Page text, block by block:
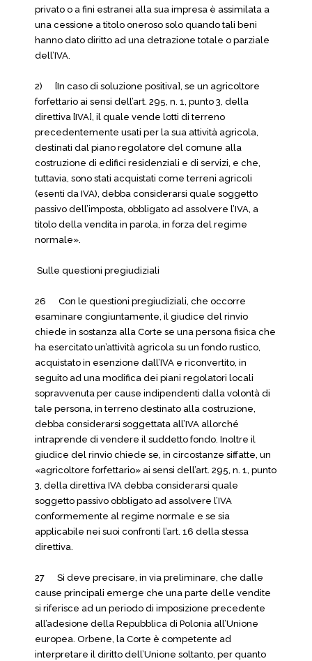
privato o a fini estranei alla sua impresa è assimilata a
una cessione a titolo oneroso solo quando tali beni
hanno dato diritto ad una detrazione totale o parziale
dell’IVA.
2) [In caso di soluzione positiva], se un agricoltore
forfettario ai sensi dell’art. 295, n. 1, punto 3, della
direttiva [IVA], il quale vende lotti di terreno
precedentemente usati per la sua attività agricola,
destinati dal piano regolatore del comune alla
costruzione di edifici residenziali e di servizi, e che,
tuttavia, sono stati acquistati come terreni agricoli
(esenti da IVA), debba considerarsi quale soggetto
passivo dell’imposta, obbligato ad assolvere l’IVA, a
titolo della vendita in parola, in forza del regime
normale».
Sulle questioni pregiudiziali
26 Con le questioni pregiudiziali, che occorre
esaminare congiuntamente, il giudice del rinvio
chiede in sostanza alla Corte se una persona fisica che
ha esercitato un’attività agricola su un fondo rustico,
acquistato in esenzione dall’IVA e riconvertito, in
seguito ad una modifica dei piani regolatori locali
sopravvenuta per cause indipendenti dalla volontà di
tale persona, in terreno destinato alla costruzione,
debba considerarsi soggettata all’IVA allorché
intraprende di vendere il suddetto fondo. Inoltre il
giudice del rinvio chiede se, in circostanze siffatte, un
«agricoltore forfettario» ai sensi dell’art. 295, n. 1, punto
3, della direttiva IVA debba considerarsi quale
soggetto passivo obbligato ad assolvere l’IVA
conformemente al regime normale e se sia
applicabile nei suoi confronti l’art. 16 della stessa
direttiva.
27 Si deve precisare, in via preliminare, che dalle
cause principali emerge che una parte delle vendite
si riferisce ad un periodo di imposizione precedente
all’adesione della Repubblica di Polonia all’Unione
europea. Orbene, la Corte è competente ad
interpretare il diritto dell’Unione soltanto, per quanto